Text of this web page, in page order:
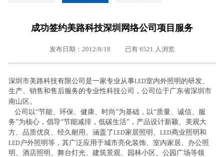
深一集团优势
外地客户专栏
工单提交
成功签约美路科技深圳网络公司项目服务
发布日期：2012/8/18 已有 6521 人浏览
深圳市美路科技有限公司是一家专业从事LED室内外照明的研发、
生产、销售和售后服务的专业性科技公司，公司位于广东省深圳市
南山区。
公司以“节能、环保、健康、时尚”为基础，以“质量、诚信、服
务”为核心，倡导“节能减排，低碳生活”，产品设计新颖、美观大
方、品质优良、经久耐用。涵盖了LED家居照明、 LED商业照明和
LED户外照明等，其广泛应用于城市亮化装饰、室内家居、办公照
明、酒店照明、舞台灯光、建筑景观、园林小区、公园广场等领